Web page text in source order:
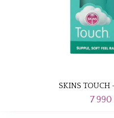
SKINS TOUCH
7 990